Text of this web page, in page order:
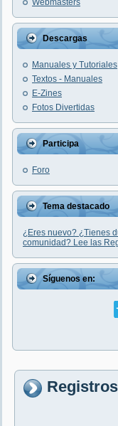
Webmasters
Descargas
Manuales y Tutoriales
Textos - Manuales
E-Zines
Fotos Divertidas
Participa
Foro
Tema destacado
¿Eres nuevo? ¿Tienes
comunidad? Lee las
Síguenos en: